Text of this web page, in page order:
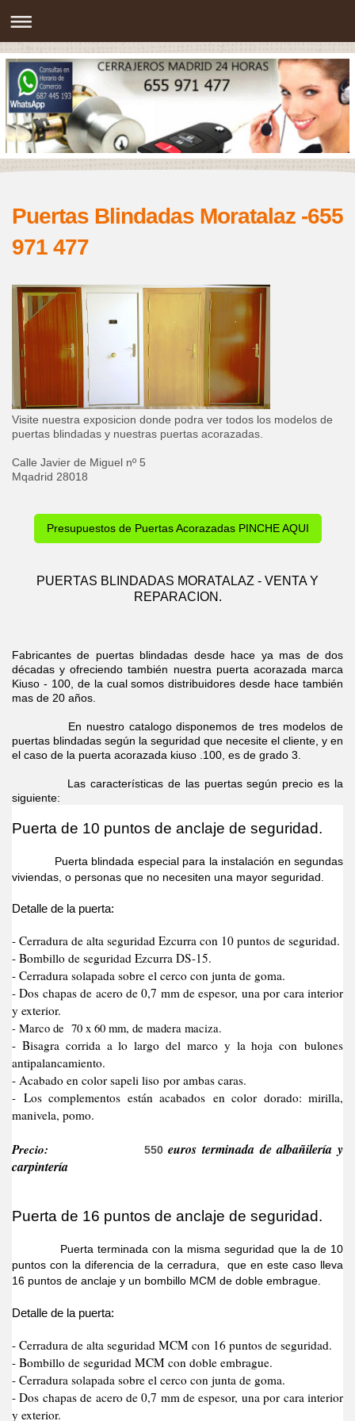
Puertas Blindadas Moratalaz -655
971 477
Visite nuestra exposicion donde podra ver todos los modelos de
puertas blindadas y nuestras puertas acorazadas.
Calle Javier de Miguel nº 5
Mqadrid 28018
Presupuestos de Puertas Acorazadas PINCHE AQUI
PUERTAS BLINDADAS MORATALAZ - VENTA Y
REPARACION.
Fabricantes de puertas blindadas desde hace ya mas de dos
décadas y ofreciendo también nuestra puerta acorazada marca
Kiuso - 100, de la cual somos distribuidores desde hace también
mas de 20 años.
En nuestro catalogo disponemos de tres modelos de
puertas blindadas según la seguridad que necesite el cliente, y en
el caso de la puerta acorazada kiuso .100, es de grado 3.
Las características de las puertas según precio es la
siguiente:
Puerta de 10 puntos de anclaje de seguridad.
Puerta blindada especial para la instalación en segundas
viviendas, o personas que no necesiten una mayor seguridad.
Detalle de la puerta:
- Cerradura de alta seguridad Ezcurra con 10 puntos de seguridad.
- Bombillo de seguridad Ezcurra DS-15.
- Cerradura solapada sobre el cerco con junta de goma.
- Dos chapas de acero de 0,7 mm de espesor, una por cara interior
y exterior.
- Marco de 70 x 60 mm, de madera maciza.
- Bisagra corrida a lo largo del marco y la hoja con bulones
antipalancamiento.
- Acabado en color sapeli liso por ambas caras.
- Los complementos están acabados en color dorado: mirilla,
manivela, pomo.
Precio: 550euros terminada de albañilería y
carpintería
Puerta de 16 puntos de anclaje de seguridad.
Puerta terminada con la misma seguridad que la de 10
puntos con la diferencia de la cerradura, que en este caso lleva
16 puntos de anclaje y un bombillo MCM de doble embrague.
Detalle de la puerta:
- Cerradura de alta seguridad MCM con 16 puntos de seguridad.
- Bombillo de seguridad MCM con doble embrague.
- Cerradura solapada sobre el cerco con junta de goma.
- Dos chapas de acero de 0,7 mm de espesor, una por cara interior
y exterior.